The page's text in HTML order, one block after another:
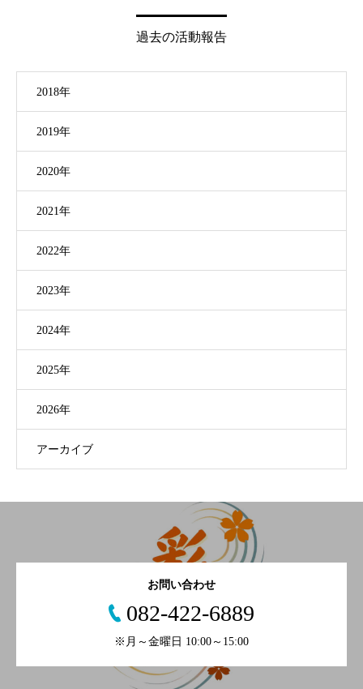
過去の活動報告
2018年
2019年
2020年
2021年
2022年
2023年
2024年
2025年
2026年
アーカイブ
お問い合わせ
082-422-6889
※月～金曜日 10:00～15:00